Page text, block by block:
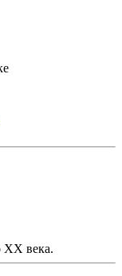
ХХ века.